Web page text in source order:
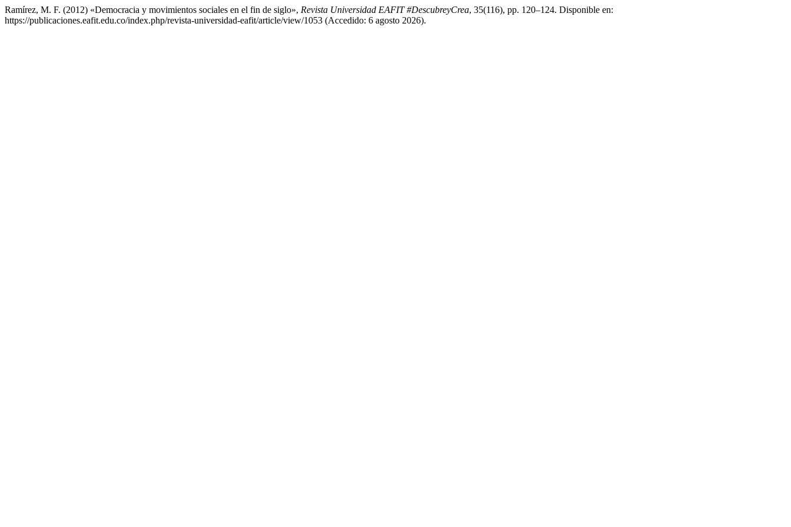
Ramírez, M. F. (2012) «Democracia y movimientos sociales en el fin de siglo», Revista Universidad EAFIT #DescubreyCrea, 35(116), pp. 120–124. Disponible en:
https://publicaciones.eafit.edu.co/index.php/revista-universidad-eafit/article/view/1053 (Accedido: 6 agosto 2026).